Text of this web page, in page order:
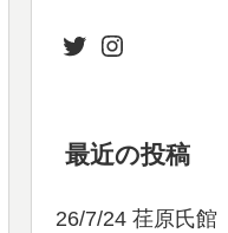
Twitter
最近の投稿
26/7/24 荏原氏館